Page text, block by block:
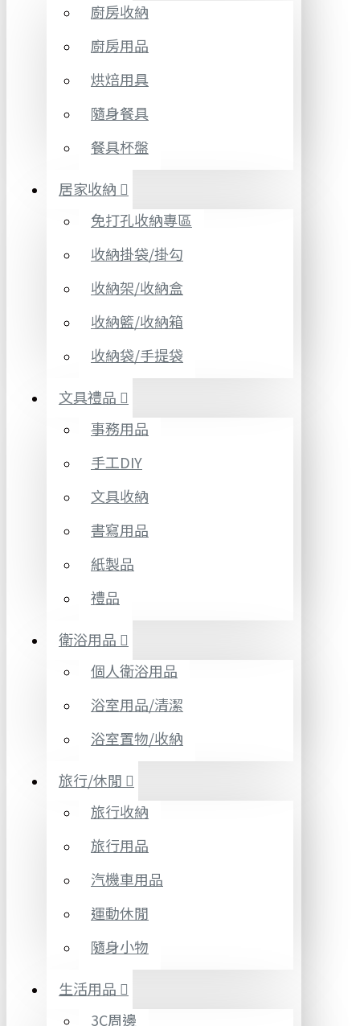
廚房收納
廚房用品
烘焙用具
隨身餐具
餐具杯盤
居家收納
免打孔收納專區
收納掛袋/掛勾
收納架/收納盒
收納籃/收納箱
收納袋/手提袋
文具禮品
事務用品
手工DIY
文具收納
書寫用品
紙製品
禮品
衛浴用品
個人衛浴用品
浴室用品/清潔
浴室置物/收納
旅行/休閒
旅行收納
旅行用品
汽機車用品
運動休閒
隨身小物
生活用品
3C周邊